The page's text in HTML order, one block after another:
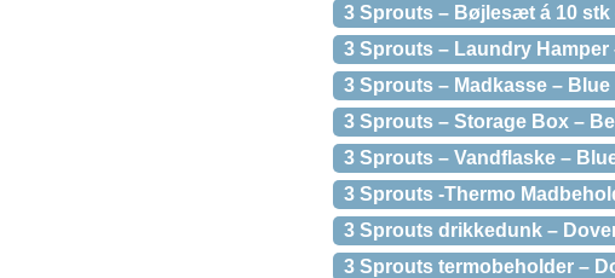
3 Sprouts – Bøjlesæt á 10 stk
3 Sprouts – Laundry Hamper
3 Sprouts – Madkasse – Blue
3 Sprouts – Storage Box –
3 Sprouts – Vandflaske –
3 Sprouts -Thermo
3 Sprouts drikkedunk –
3 Sprouts termobeholder –